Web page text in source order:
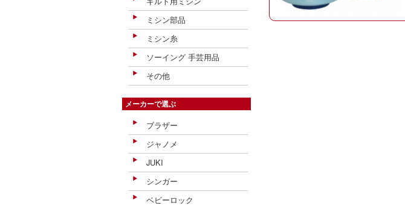
ミシン部品
ミシン糸
ソーイング 手芸用品
その他
メーカーで選ぶ
ブラザー
ジャノメ
JUKI
シンガー
ベビーロック